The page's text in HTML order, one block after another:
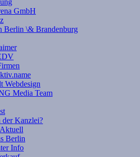
GmbH
Berlin \& Brandenburg
Webdesign
Media Team
Kanzlei?
Berlin
Info